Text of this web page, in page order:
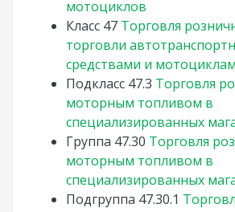
мотоциклов
Класс 47 Торговля
торговли
средствами и
Подкласс 47.3 Торговля
моторным топливом в
специализированных
Группа 47.30 Торговля
моторным топливом в
специализированных
Подгруппа 47.30.1